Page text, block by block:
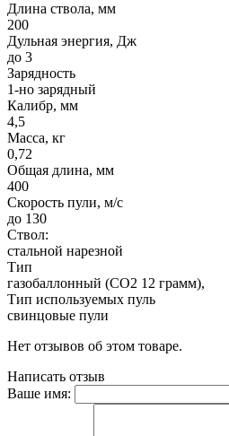
Длина ствола, мм
200
Дульная энергия, Дж
до 3
Зарядность
1-но зарядный
Калибр, мм
4,5
Масса, кг
0,72
Общая длина, мм
400
Скорость пули, м/с
до 130
Ствол:
стальной нарезной
Тип
газобаллонный (CO2 12 грамм),
Тип используемых пуль
свинцовые пули
Нет отзывов об этом товаре.
Написать отзыв
Ваше имя: